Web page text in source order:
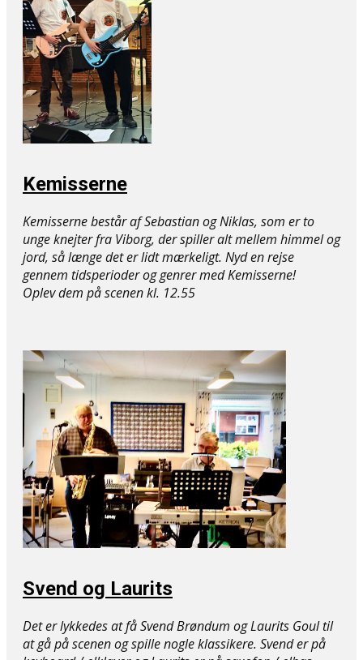
Kemisserne
Kemisserne består af Sebastian og Niklas, som er to
unge knejter fra Viborg, der spiller alt mellem himmel og
jord, så længe det er lidt mærkeligt. Nyd en rejse
gennem tidsperioder og genrer med Kemisserne!
Oplev dem på ​scenen kl. 12.55
Svend og Laurits
Det er lykkedes at få Svend Brøndum og Laurits Goul til
at gå på scenen og spille nogle klassikere. Svend er på